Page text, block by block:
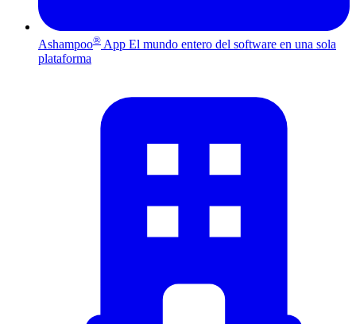
Ashampoo® App El mundo entero del software en una sola
plataforma